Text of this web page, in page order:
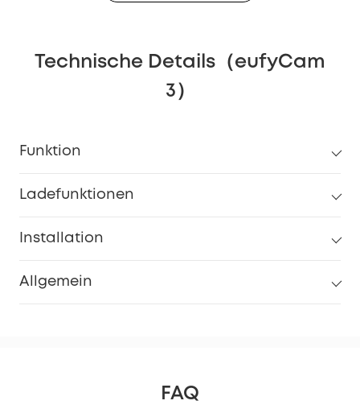
Technische Details（eufyCam
3）
Funktion
Ladefunktionen
Installation
Allgemein
FAQ